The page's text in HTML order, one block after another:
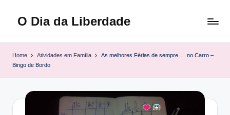
O Dia da Liberdade
Home Atividades em Família
As melhores Férias de sempre … no Carro –
Bingo de Bordo